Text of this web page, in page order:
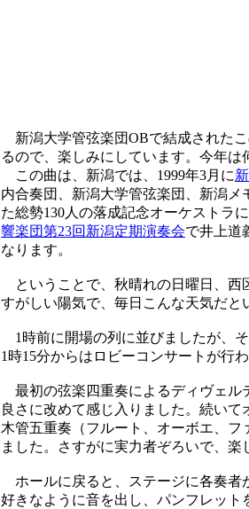
新潟大学管弦楽団OBで結成された
るので、楽しみにしています。今年は
この曲は、新潟では、1999年3月に
内合奏団、新潟大学管弦楽団、新潟メ
た総勢130人の落成記念オーケストラ
響楽団第23回新潟定期演奏会で井上道
なります。
ということで、秋晴れの日曜日、西
すがしい陽気で、毎日こんな天気だと
1時前に開場の列に並びましたが、
1時15分からはロビーコンサートが行
最初の弦楽四重奏によるディヴェル
良さに改めて感じ入りました。続いて
木管五重奏（フルート、オーボエ、
ました。さすがに実力者ぞろいで、楽
ホールに戻ると、ステージに各奏者
好きなように音を出し、パンフレッ